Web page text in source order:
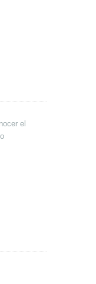
el